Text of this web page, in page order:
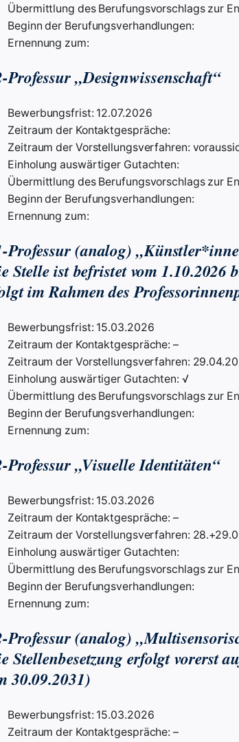
Übermittlung des Berufungsvorschlags zur
Beginn der Berufungsverhandlungen:
Ernennung zum:
Professur „Designwissenschaft“
Bewerbungsfrist: 12.07.2026
Zeitraum der Kontaktgespräche:
Zeitraum der Vorstellungsverfahren:
Einholung auswärtiger Gutachten:
Übermittlung des Berufungsvorschlags zur
Beginn der Berufungsverhandlungen:
Ernennung zum:
Professur (analog)
Stelle ist befristet vom 1.10.2026
im Rahmen des
Bewerbungsfrist: 15.03.2026
Zeitraum der Kontaktgespräche: –
Zeitraum der Vorstellungsverfahren:
Einholung auswärtiger Gutachten: √
Übermittlung des Berufungsvorschlags zur
Beginn der Berufungsverhandlungen:
Ernennung zum:
Professur „Visuelle Identitäten“
Bewerbungsfrist: 15.03.2026
Zeitraum der Kontaktgespräche: –
Zeitraum der Vorstellungsverfahren:
Einholung auswärtiger Gutachten:
Übermittlung des Berufungsvorschlags zur
Beginn der Berufungsverhandlungen:
Ernennung zum:
Professur (analog)
Stellenbesetzung erfolgt vorerst
30.09.2031)
Bewerbungsfrist: 15.03.2026
Zeitraum der Kontaktgespräche: –